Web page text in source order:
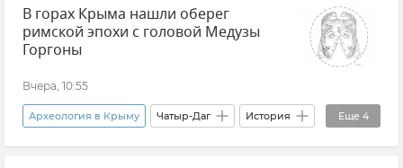
В горах Крыма нашли оберег
римской эпохи с головой Медузы
Горгоны
Вчера, 10:55
Еще 4
Археология в Крыму Чатыр-Даг История
Археология РАН Крым